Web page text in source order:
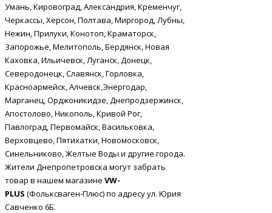
Умань, Кировоград, Александрия, Кременчуг,
Черкассы, Херсон, Полтава, Миргород, Лубны,
Нежин, Прилуки, Конотоп, Краматорск,
Запорожье, Мелитополь, Бердянск, Новая
Каховка, Ильичевск, Луганск, Донецк,
Северодонецк, Славянск, Горловка,
Красноармейск, Алчевск,Энергодар,
Марганец, Орджоникидзе, Днепродзержинск,
Апостолово, Никополь, Кривой Рог,
Павлоград, Первомайск, Васильковка,
Верховцево, Пятихатки, Новомосковск,
Синельниково, Желтые Воды и другие города.
Жители Днепропетровска могут забрать
товар в нашем магазине VW-
PLUS (Фольксваген-Плюс) по адресу ул. Юрия
Савченко 6Б.